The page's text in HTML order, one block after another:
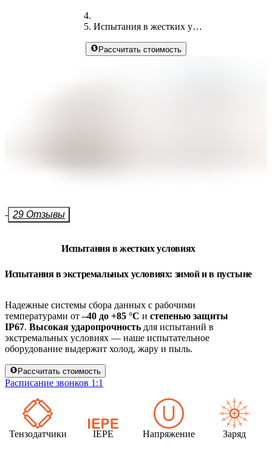
Испытания в жестких условиях
Рассчитать стоимость
- 29 Отзывы
Испытания в жестких условиях
Испытания в экстремальных условиях: зимой и в пустыне
Надежные системы сбора данных с рабочими
температурами от–40 до +85 °C и степенью защиты
IP67. Высокая ударопрочность для испытаний в
экстремальных условиях — наше испытательное
оборудование выдержит холод, жару и пыль.
Рассчитать стоимость
Расписание звонков 1:1
Тензодатчики IEPE Напряжение Заряд